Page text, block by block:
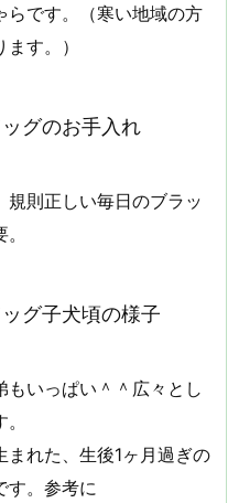
らです。（寒い地域の方
す。）
グのお手入れ
規則正しい毎日のブラッ
グ子犬頃の様子
いっぱい＾＾広々とし
れた、生後1ヶ月過ぎの
す。参考に